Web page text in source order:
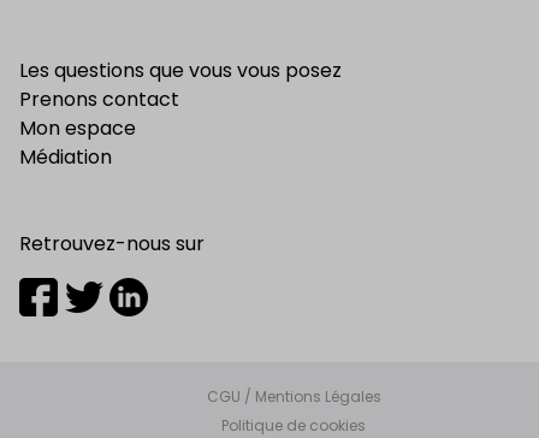
Les questions que vous vous posez
Prenons contact
Mon espace
Médiation
Retrouvez-nous sur
CGU / Mentions Légales
Politique de cookies